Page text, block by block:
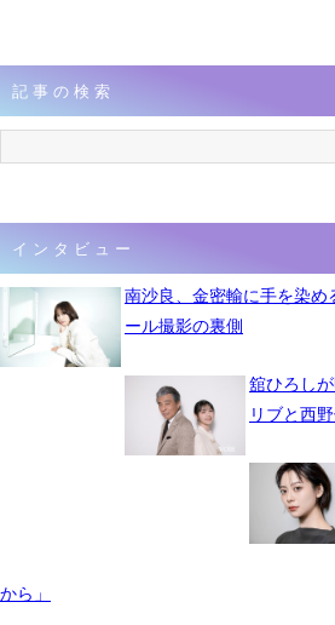
記事の検索
インタビュー
南沙良、金密輸に手を染
ール撮影の裏側
舘ひろし
リブと西
から」